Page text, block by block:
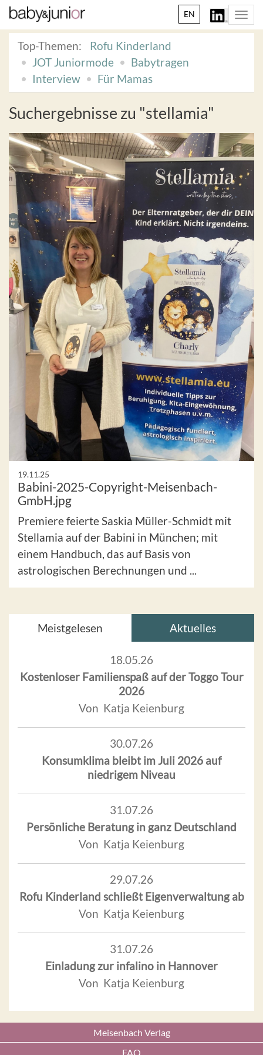
EN
Top-Themen:
Rofu Kinderland
JOT Juniormode
Babytragen
Interview
Für Mamas
Suchergebnisse zu "stellamia"
19.11.25
Babini-2025-Copyright-Meisenbach-
GmbH.jpg
Premiere feierte Saskia Müller-Schmidt mit
Stellamia auf der Babini in München; mit
einem Handbuch, das auf Basis von
astrologischen Berechnungen und ...
Meistgelesen Aktuelles
18.05.26
Kostenloser Familienspaß auf der Toggo Tour
2026
Von Katja Keienburg
30.07.26
Konsumklima bleibt im Juli 2026 auf
niedrigem Niveau
31.07.26
Persönliche Beratung in ganz Deutschland
Von Katja Keienburg
29.07.26
Rofu Kinderland schließt Eigenverwaltung ab
Von Katja Keienburg
31.07.26
Einladung zur infalino in Hannover
Von Katja Keienburg
Meisenbach Verlag
FAQ